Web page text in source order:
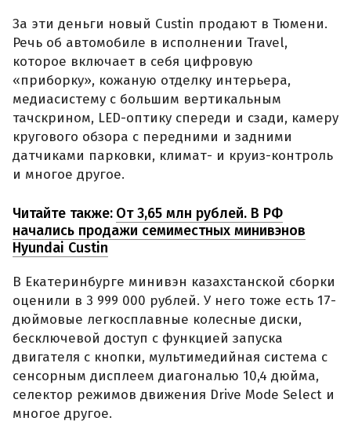
За эти деньги новый Custin продают в Тюмени.
Речь об автомобиле в исполнении Travel,
которое включает в себя цифровую
«приборку», кожаную отделку интерьера,
медиасистему с большим вертикальным
тачскрином, LED-оптику спереди и сзади, камеру
кругового обзора с передними и задними
датчиками парковки, климат- и круиз-контроль
и многое другое.
Читайте также: От 3,65 млн рублей. В РФ
начались продажи семиместных минивэнов
Hyundai Custin
В Екатеринбурге минивэн казахстанской сборки
оценили в 3 999 000 рублей. У него тоже есть 17-
дюймовые легкосплавные колесные диски,
бесключевой доступ с функцией запуска
двигателя с кнопки, мультимедийная система с
сенсорным дисплеем диагональю 10,4 дюйма,
селектор режимов движения Drive Mode Select и
многое другое.